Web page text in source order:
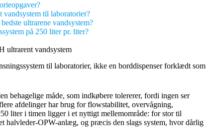
til laboratorier?
ultrarene vandsystem?
på 250 liter pr. liter?
ultrarent vandsystem
til laboratorier, ikke en borddispenser forklædt som
behagelige måde, som indkøbere tolererer, fordi ingen ser
afdelinger har brug for flowstabilitet, overvågning,
liter i timen ligger i et nyttigt mellemområde: for stor til
halvleder-OPW-anlæg, og præcis den slags system, hvor dårlig